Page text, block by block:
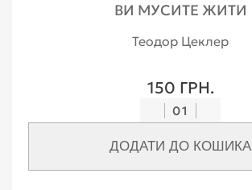
ВИ МУСИТЕ ЖИТИ
Теодор Цеклер
150 ГРН.
ДОДАТИ ДО КОШИКА
01